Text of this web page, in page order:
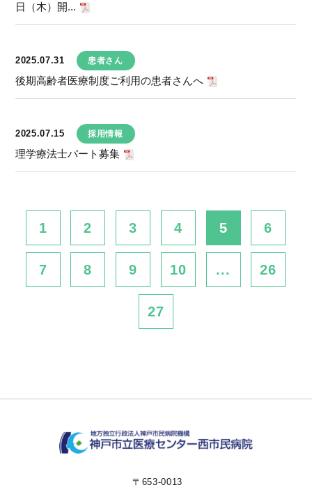
日（木）開...
2025.07.31 患者さん
後期高齢者医療制度ご利用の患者さんへ
2025.07.15 採用情報
理学療法士パート募集
1 2 3 4 5 6
7 8 9 10 ... 26
27
〒653-0013